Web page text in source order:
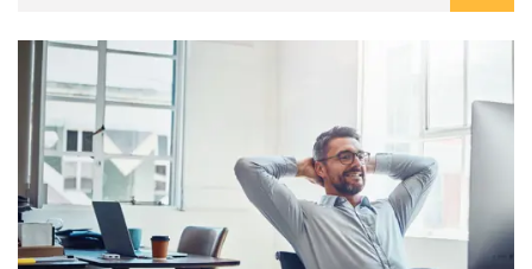
Scopri di più Apertura di credito